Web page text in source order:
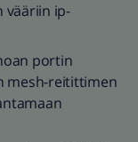
vääriin ip-
portin
mesh-reitittimen